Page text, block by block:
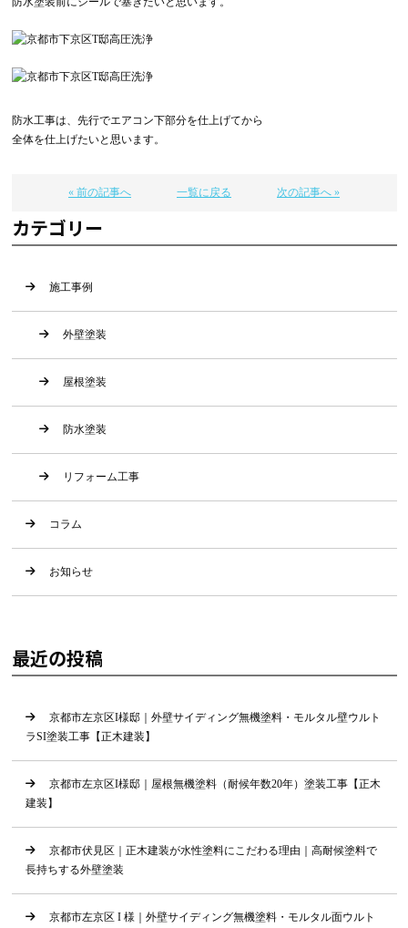
防水工事は、先行でエアコン下部分を仕上げてから
全体を仕上げたいと思います。
« 前の記事へ 一覧に戻る 次の記事へ »
カテゴリー
施工事例
外壁塗装
屋根塗装
防水塗装
リフォーム工事
コラム
お知らせ
最近の投稿
京都市左京区I様邸｜外壁サイディング無機塗料・モルタル壁ウルト
ラSI塗装工事【正木建装】
京都市左京区I様邸｜屋根無機塗料（耐候年数20年）塗装工事【正木
建装】
京都市伏見区｜正木建装が水性塗料にこだわる理由｜高耐候塗料で
長持ちする外壁塗装
京都市左京区 I 様｜外壁サイディング無機塗料・モルタル面ウルト